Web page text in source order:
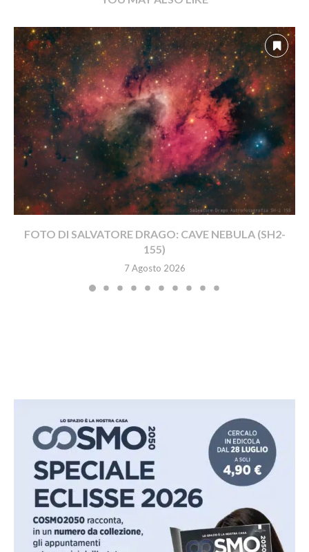
FOTO DI SALVATORE DRAGO: CAVE NEBULA (SH2-
155)
7 Agosto 2026